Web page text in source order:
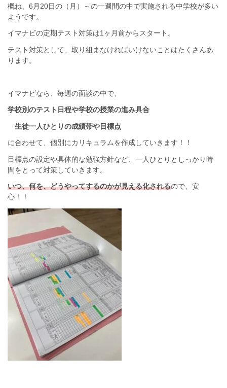
概ね、6月20日の（月）～の一週間の中で実施される中学校が多い
ようです。
イマナビの定期テスト対策は1ヶ月前からスタート。
テスト対策として、取り組まなければいけないことはたくさんあ
ります。
イマナビなら、毎週の面談の中で、
学校別のテスト日程や学校の授業の進み具合
生徒一人ひとりの成績帯や目標点
に合わせて、個別にカリキュラムを作成していきます！！
目標点の設定や具体的な勉強方針など、一人ひとりとしっかり時
間をとって対策していきます。
いつ、何を、どうやってするのかが見える化されるので、安
心！！